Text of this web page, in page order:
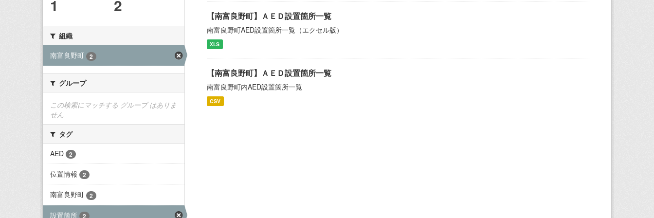
1 2
組織
南富良野町
2
グループ
この検索にマッチする グループ はありま
せん
タグ
AED
2
位置情報 2
南富良野町 2
設置箇所 2
【南富良野町】ＡＥＤ設置箇所一覧
南富良野町AED設置箇所一覧（エクセル版）
XLS
【南富良野町】ＡＥＤ設置箇所一覧
南富良野町内AED設置箇所一覧
CSV